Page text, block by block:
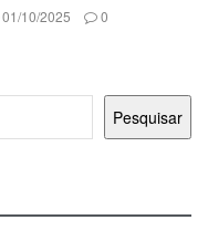
01/10/2025 0
Pesquisar